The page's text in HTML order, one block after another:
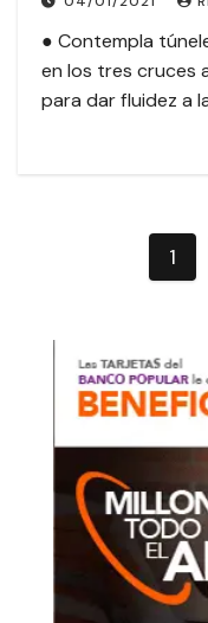
● Contempla
en los tres cruces
para dar fluidez a
1